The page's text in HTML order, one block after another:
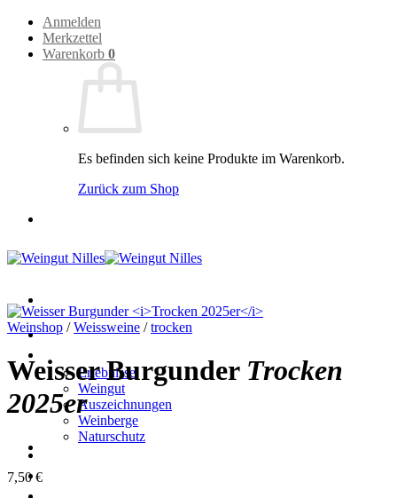
Zum
Inhalt
springen
Anmelden
Merkzettel
Warenkorb 0
Es befinden sich keine Produkte im Warenkorb.
Zurück zum Shop
Home
Erlebnisse
Weingut
Auszeichnungen
Weinberge
Naturschutz
Weinshop / Weissweine / trocken
Weisser Burgunder Trocken
2025er
7,50€